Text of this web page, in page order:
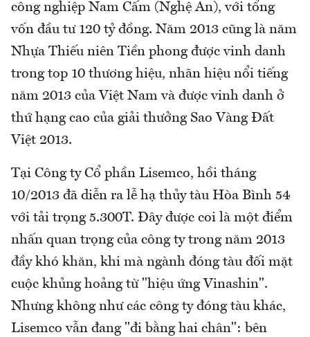
công nghiệp Nam Cấm (Nghệ An), với tổng
vốn đầu tư 120 tỷ đồng. Năm 2013 cũng là năm
Nhựa Thiếu niên Tiền phong được vinh danh
trong top 10 thương hiệu, nhãn hiệu nổi tiếng
năm 2013 của Việt Nam và được vinh danh ở
thứ hạng cao của giải thưởng Sao Vàng Đất
Việt 2013.
Tại Công ty Cổ phần Lisemco, hồi tháng
10/2013 đã diễn ra lễ hạ thủy tàu Hòa Bình 54
với tải trọng 5.300T. Đây được coi là một điểm
nhấn quan trọng của công ty trong năm 2013
đầy khó khăn, khi mà ngành đóng tàu đối mặt
cuộc khủng hoảng từ "hiệu ứng Vinashin".
Nhưng không như các công ty đóng tàu khác,
Lisemco vẫn đang "đi bằng hai chân": bên